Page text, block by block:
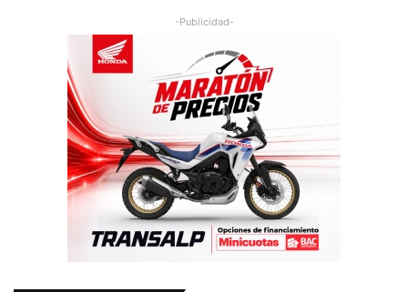
-Publicidad-